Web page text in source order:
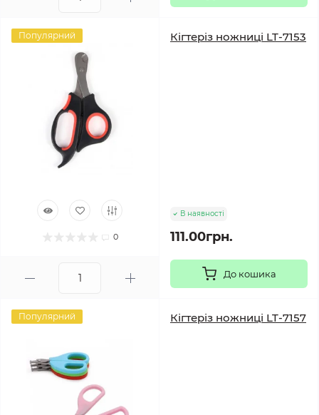
Популярний
0
Кігтеріз ножниці LT-7153
В наявності
111.00грн.
До кошика
Популярний Кігтеріз ножниці LT-7157